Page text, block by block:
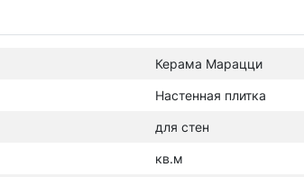
Керама Марацци
Настенная плитка
для стен
кв.м